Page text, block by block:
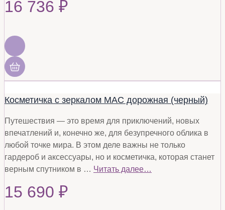
16 736 ₽
Косметичка с зеркалом MAC дорожная (черный)
Путешествия — это время для приключений, новых
впечатлений и, конечно же, для безупречного облика в
любой точке мира. В этом деле важны не только
гардероб и аксессуары, но и косметичка, которая станет
верным спутником в … Читать далее…
15 690 ₽